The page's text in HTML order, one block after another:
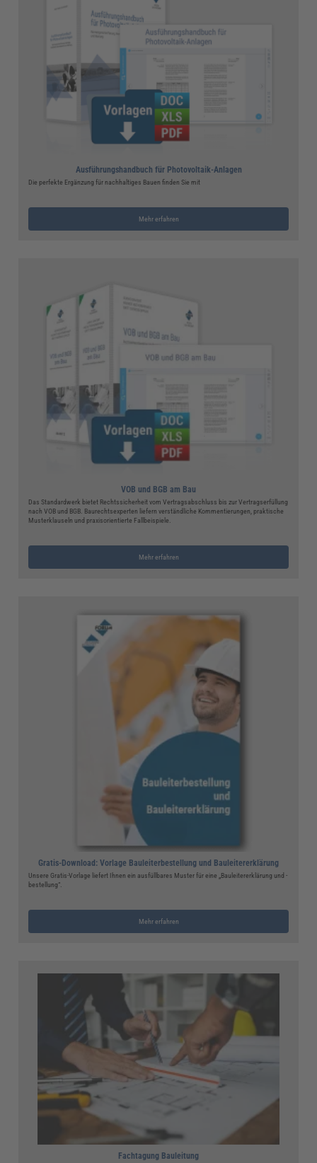
Ausführungshandbuch für Photovoltaik-Anlagen
Die perfekte Ergänzung für nachhaltiges Bauen finden Sie mit
Mehr erfahren
VOB und BGB am Bau
Das Standardwerk bietet Rechtssicherheit vom Vertragsabschluss bis zur Vertragserfüllung
nach VOB und BGB. Baurechtsexperten liefern verständliche Kommentierungen, praktische
Musterklauseln und praxisorientierte Fallbeispiele.
Mehr erfahren
Gratis-Download: Vorlage Bauleiterbestellung und Bauleitererklärung
Unsere Gratis-Vorlage liefert Ihnen ein ausfüllbares Muster für eine „Bauleitererklärung und -
bestellung“.
Mehr erfahren
Fachtagung Bauleitung